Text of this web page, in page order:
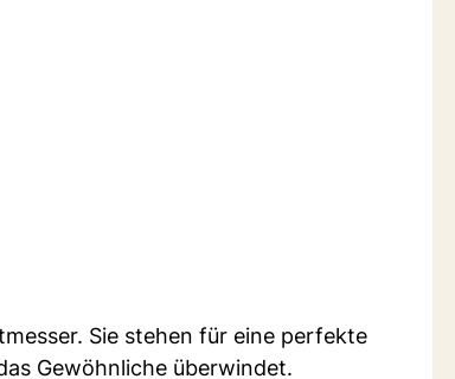
Sie stehen für eine perfekte
Gewöhnliche überwindet.